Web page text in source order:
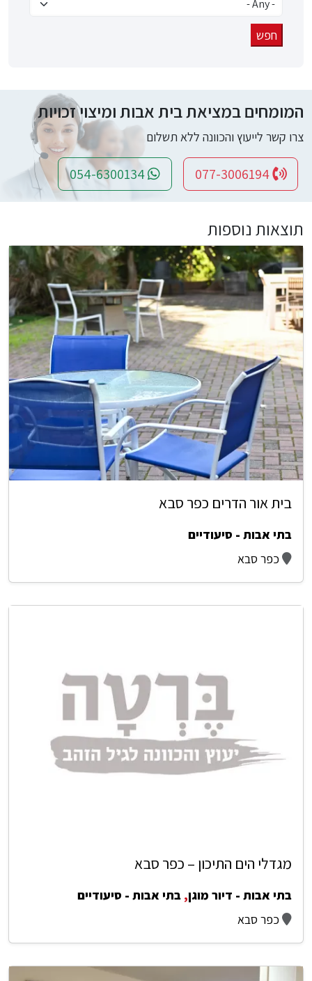
המומחים במציאת בית אבות ומיצוי זכויות
צרו קשר לייעוץ והכוונה ללא תשלום
תוצאות נוספות
בית אור הדרים כפר סבא
בתי אבות - סיעודיים
כפר סבא
מגדלי הים התיכון – כפר סבא
בתי אבות - דיור מוגן, בתי אבות - סיעודיים
כפר סבא